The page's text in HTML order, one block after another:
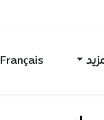
Français